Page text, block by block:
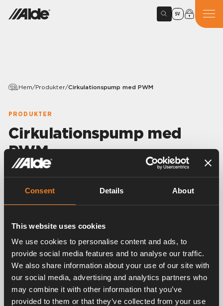
Consent Details About
This website uses cookies
We use cookies to personalise content and ads, to
provide social media features and to analyse our traffic.
We also share information about your use of our site with
our social media, advertising and analytics partners who
may combine it with other information that you’ve
provided to them or that they’ve collected from your use
SV
Hem/Produkter/Cirkulationspump med PWM
PRODUKTER
Cirkulationspump med
PWM
Cirkulationspump 12 V för montering på Compact
Kopplas till manöverpanelen för styrning av
pumphastigheten.
Fem olika pumphastigheter 6 – 15 l/min.
Strömförbrukning 12 volt: 0,25 – 1,9 A